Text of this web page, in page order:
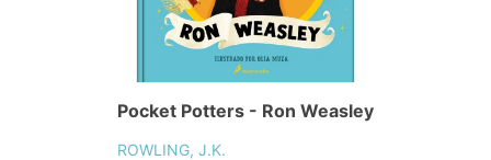
Pocket Potters - Ron Weasley
ROWLING, J.K.